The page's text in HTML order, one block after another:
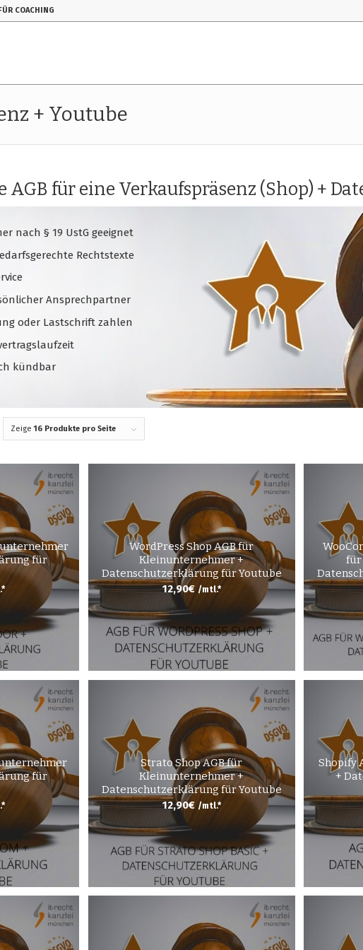
COACHING
+ Youtube
für eine Verkaufspräsenz (Shop) +
nach § 19 UstG geeignet
Rechtstexte
Ansprechpartner
oder Lastschrift zahlen
kündbar
Zeige16 Produkte pro Seite
für
WordPress Shop AGB für
Kleinunternehmer +
Datenschutzerklärung für Youtube
12,90€ /mtl.*
für
für
Strato Shop AGB für
Kleinunternehmer +
Datenschutzerklärung für Youtube
12,90€ /mtl.*
Shopify
+